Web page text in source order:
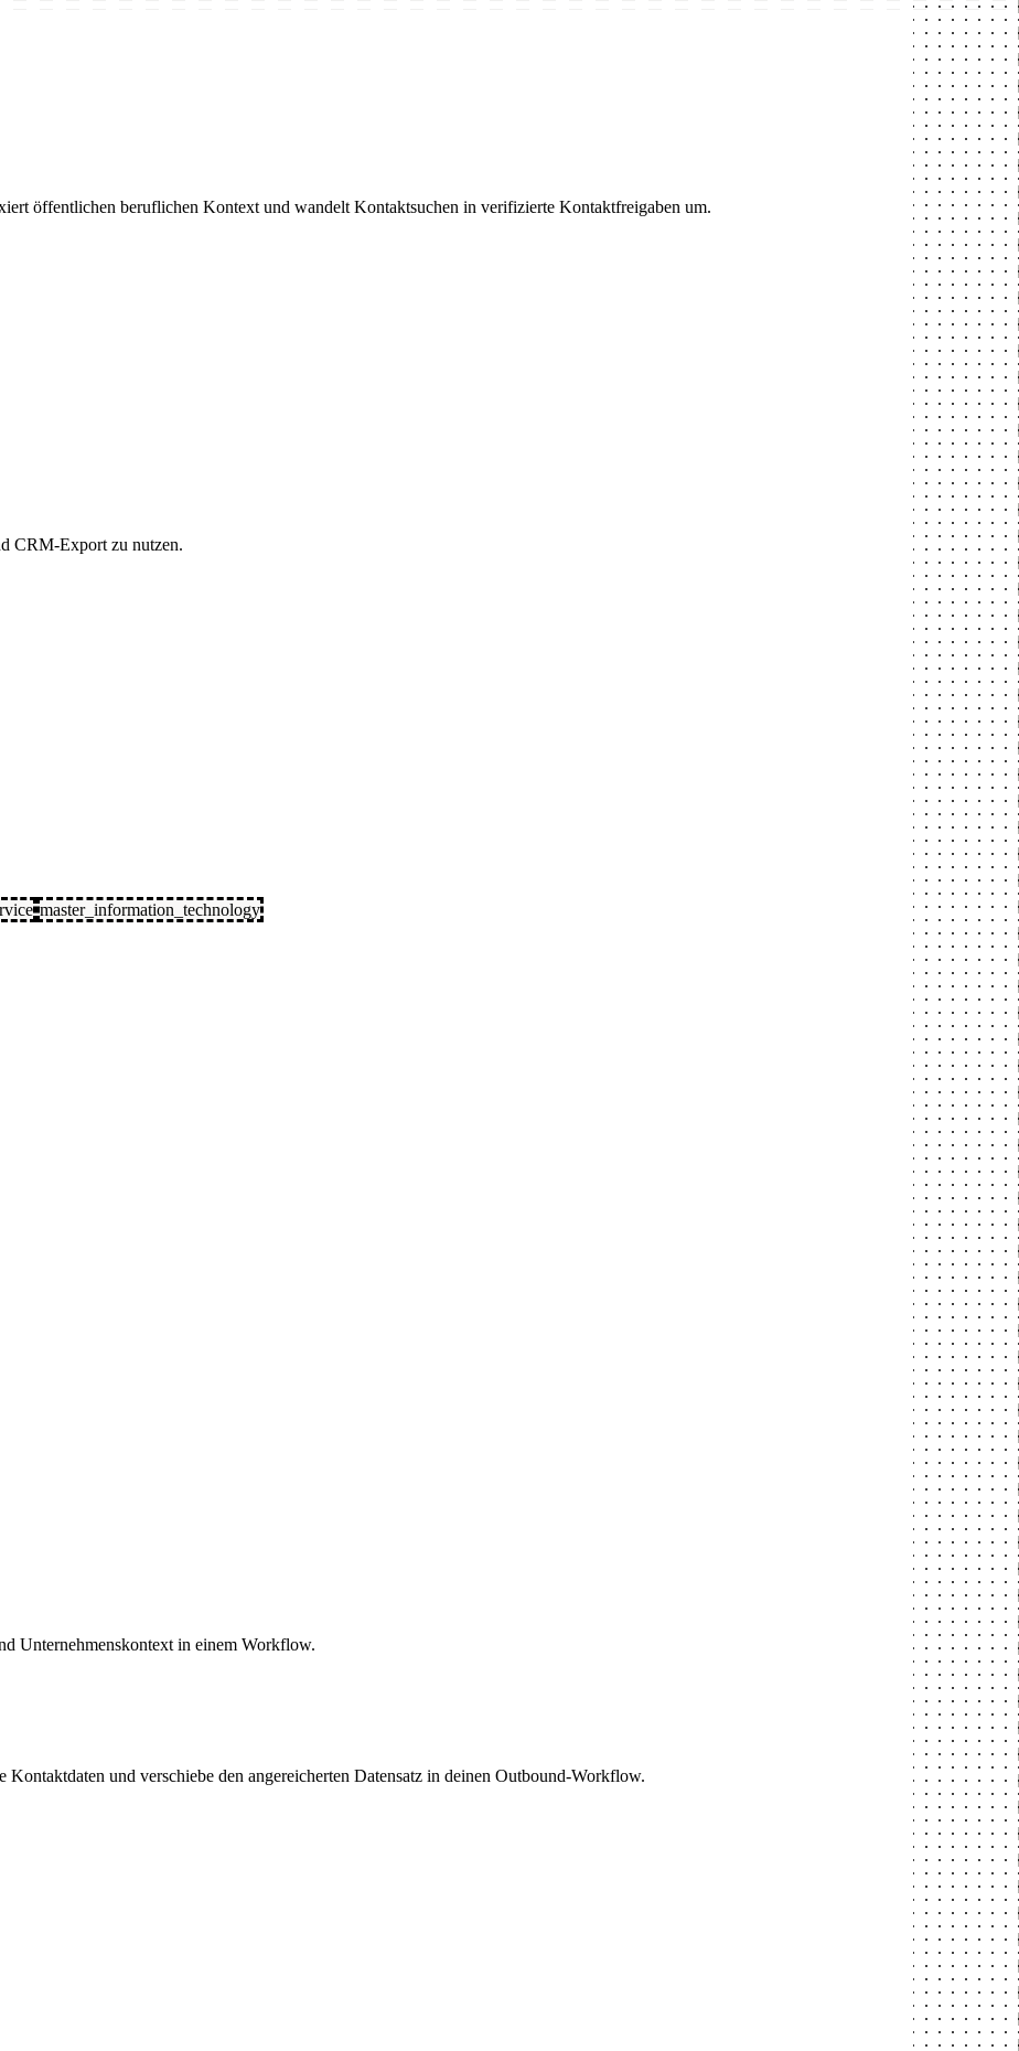
öffentlichen beruflichen Kontext und wandelt Kontaktsuchen in verifizierte Kontaktfreigaben um.
CRM-Export zu nutzen.
master_information_technology
Unternehmenskontext in einem Workflow.
und verschiebe den angereicherten Datensatz in deinen Outbound-Workflow.